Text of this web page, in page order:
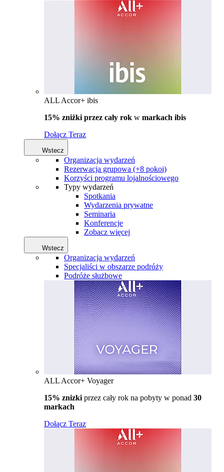
ALL Accor+ ibis
15% zniżki przez cały rok w markach ibis
Dołącz Teraz
Wstecz
Organizacja wydarzeń
Rezerwacja grupowa (+8 pokoi)
Korzyści programu lojalnościowego
Typy wydarzeń
Spotkania
Wydarzenia prywatne
Seminaria
Konferencje
Zobacz więcej
Wstecz
Organizacja wydarzeń
Specjaliści w obszarze podróży
Podróże służbowe
ALL Accor+ Voyager
15% znizki przez cały rok na pobyty w ponad 30
markach
Dołącz Teraz